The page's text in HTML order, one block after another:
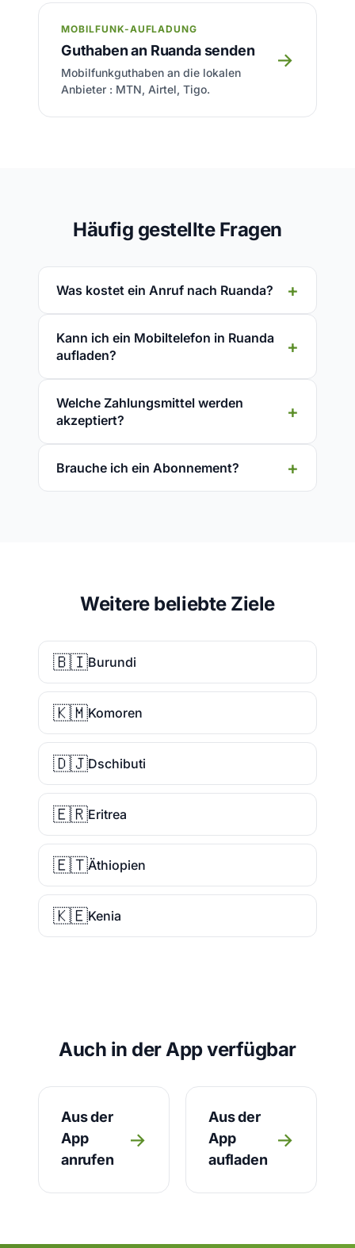
MOBILFUNK-AUFLADUNG
Guthaben an Ruanda senden
Mobilfunkguthaben an die lokalen
Anbieter : MTN, Airtel, Tigo.
→
Häufig gestellte Fragen
Was kostet ein Anruf nach Ruanda?
Kann ich ein Mobiltelefon in Ruanda
aufladen?
Welche Zahlungsmittel werden
akzeptiert?
Brauche ich ein Abonnement?
Weitere beliebte Ziele
🇧🇮Burundi
🇰🇲Komoren
🇩🇯Dschibuti
🇪🇷Eritrea
🇪🇹Äthiopien
🇰🇪Kenia
Auch in der App verfügbar
Aus der
App
anrufen
→
Aus der
App
aufladen
→